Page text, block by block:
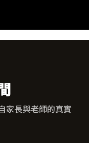
家長與老師的真實